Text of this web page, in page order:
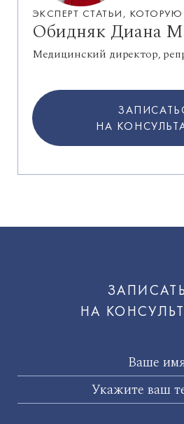
ЭКСПЕРТ СТАТЬИ, КОТОРУЮ
Обидняк Диана
Медицинский директор,
НА
НА